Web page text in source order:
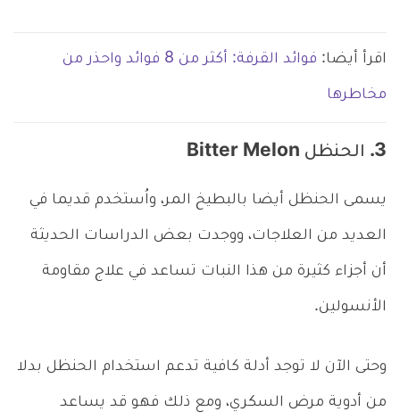
اقرأ أيضا: فوائد القرفة: أكثر من 8 فوائد واحذر من
مخاطرها
3. الحنظل Bitter Melon
يسمى الحنظل أيضا بالبطيخ المر، واُستخدم قديما في
العديد من العلاجات، ووجدت بعض الدراسات الحديثة
أن أجزاء كثيرة من هذا النبات تساعد في علاج مقاومة
الأنسولين.
وحتى الآن لا توجد أدلة كافية تدعم استخدام الحنظل بدلا
من أدوية مرض السكري، ومع ذلك فهو قد يساعد